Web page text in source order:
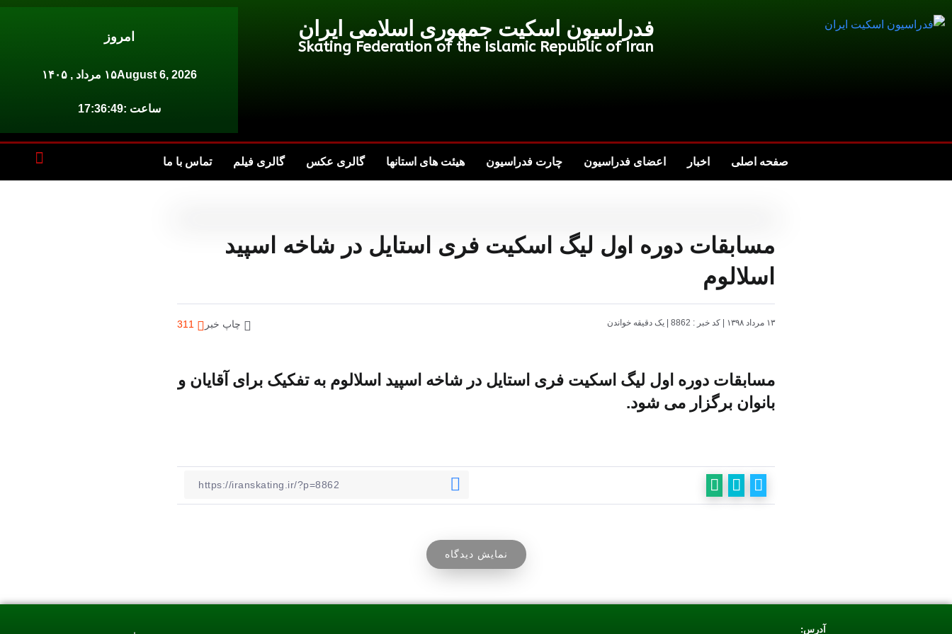
فدراسیون اسکیت جمهوری اسلامی ایران
Skating Federation of the Islamic Republic of Iran
امروز
August 6, 2026۱۵ مرداد , ۱۴۰۵
ساعت :17:36:49
صفحه اصلی اخبار اعضای فدراسیون چارت فدراسیون هیئت های استانها گالری عکس گالری فیلم تماس با ما
مسابقات دوره اول لیگ اسکیت فری استایل در شاخه اسپید
اسلالوم
۱۳ مرداد ۱۳۹۸ |کد خبر : 8862 |یک دقیقه خواندن چاپ خبر 311
مسابقات دوره اول لیگ اسکیت فری استایل در شاخه اسپید اسلالوم به تفکیک برای آقایان و
بانوان برگزار می شود.
نمایش دیدگاه
آدرس: